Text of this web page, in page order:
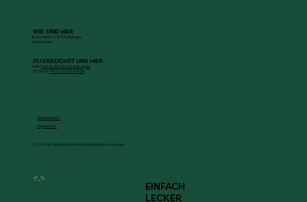
WIR SIND HIER:
Ruderatsried 7, 87651 Bidingen,
Deutschland
DU ERREICHST UNS HIER:
MAIL:kontakt@wilmanns-stiftung.de
TELEFON: +49 (0) 17 237 845 00
Datenschutz
Impressum
© 2026 by Wolfgang Wilmanns Stiftung. Built by goodact
(^‿^)
EINFACH
LECKER